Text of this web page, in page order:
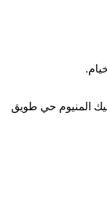
المنيوم حي طويق